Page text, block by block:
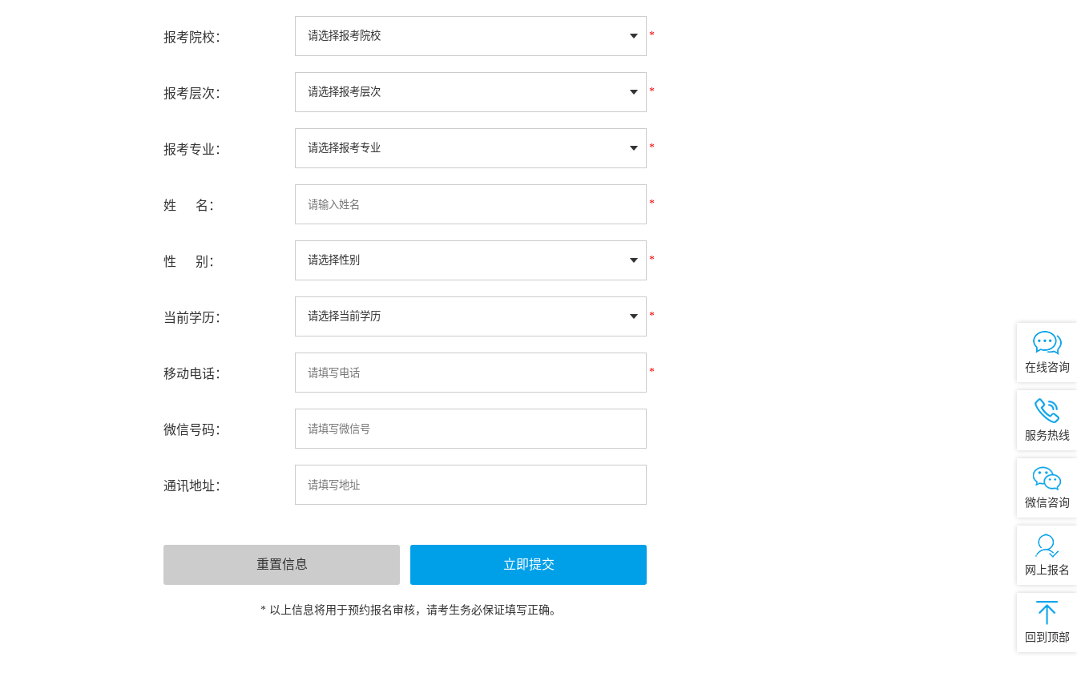
报考院校： *
报考层次： *
报考专业： *
姓 名： *
性 别： *
当前学历： *
移动电话： *
微信号码：
通讯地址：
* 以上信息将用于预约报名审核，请考生务必保证填写正确。
在线咨询
服务热线
微信咨询
网上报名
回到顶部